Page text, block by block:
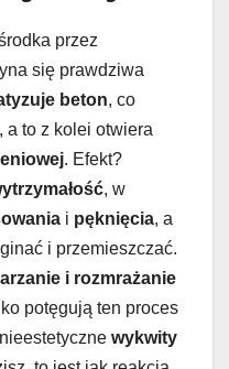
przez
się prawdziwa
beton, co
to z kolei otwiera
. Efekt?
, w
i pęknięcia, a
i przemieszczać.
i rozmrażanie
potęgują ten proces
wykwity